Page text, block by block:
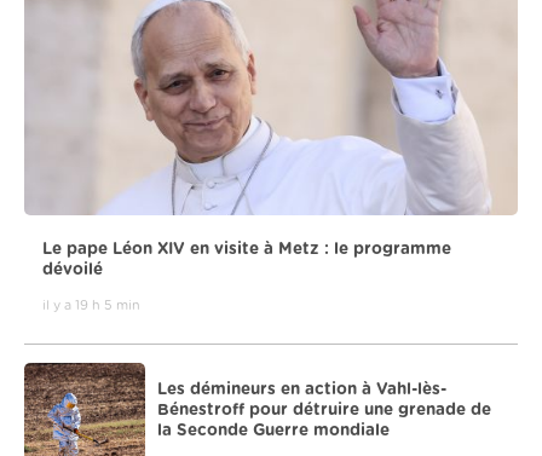
Le pape Léon XIV en visite à Metz : le programme
dévoilé
il y a 19 h 5 min
Les démineurs en action à Vahl-lès-
Bénestroff pour détruire une grenade de
la Seconde Guerre mondiale